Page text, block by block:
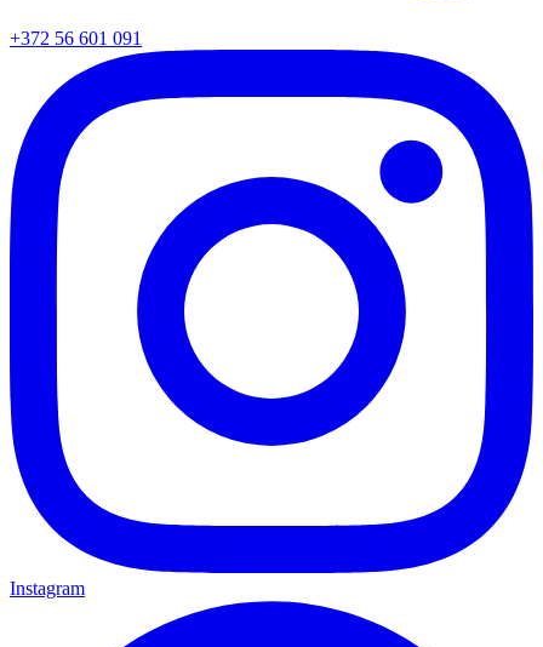
+372 56 601 091
Instagram